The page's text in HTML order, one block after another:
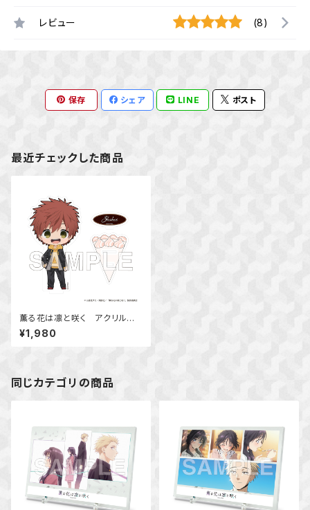
レビュー (8)
保存 シェア LINE ポスト
最近チェックした商品
薫る花は凛と咲く アクリルスタ
ンド（宇佐美 翔平）
¥1,980
同じカテゴリの商品